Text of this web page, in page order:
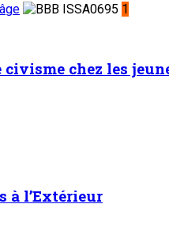
1
chez les
à l’Extérieur